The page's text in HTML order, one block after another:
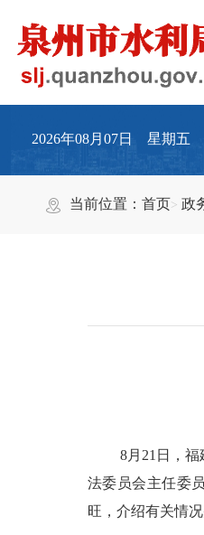
2026年08月07日 星期五
当前位置：首页 政
8月21日，
法委员会主任委
旺，介绍有关情